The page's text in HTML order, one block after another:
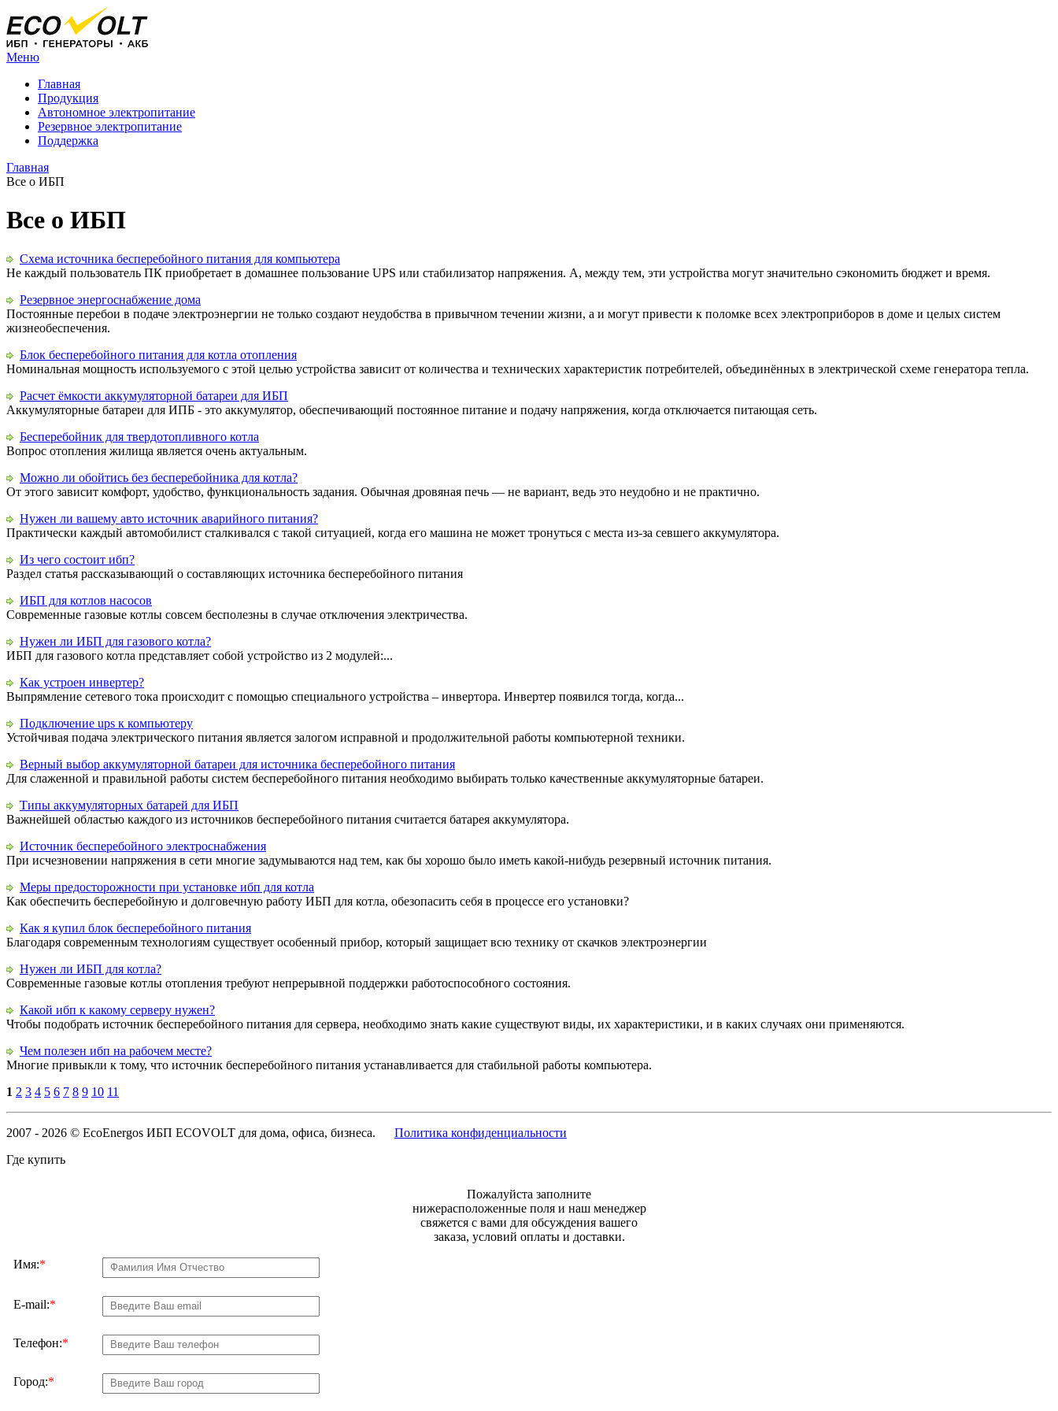
Меню
Главная
Продукция
Автономное электропитание
Резервное электропитание
Поддержка
Главная
Все о ИБП
Все о ИБП
Схема источника бесперебойного питания для компьютера
Не каждый пользователь ПК приобретает в домашнее пользование UPS или стабилизатор напряжения. А, между тем, эти устройства могут значительно сэкономить бюджет и время.
Резервное энергоснабжение дома
Постоянные перебои в подаче электроэнергии не только создают неудобства в привычном течении жизни, а и могут привести к поломке всех электроприборов в доме и целых систем
жизнеобеспечения.
Блок бесперебойного питания для котла отопления
Номинальная мощность используемого с этой целью устройства зависит от количества и технических характеристик потребителей, объединённых в электрической схеме генератора тепла.
Расчет ёмкости аккумуляторной батареи для ИБП
Аккумуляторные батареи для ИПБ - это аккумулятор, обеспечивающий постоянное питание и подачу напряжения, когда отключается питающая сеть.
Бесперебойник для твердотопливного котла
Вопрос отопления жилища является очень актуальным.
Можно ли обойтись без бесперебойника для котла?
От этого зависит комфорт, удобство, функциональность задания. Обычная дровяная печь — не вариант, ведь это неудобно и не практично.
Нужен ли вашему авто источник аварийного питания?
Практически каждый автомобилист сталкивался с такой ситуацией, когда его машина не может тронуться с места из-за севшего аккумулятора.
Из чего состоит ибп?
Раздел статья рассказывающий о составляющих источника бесперебойного питания
ИБП для котлов насосов
Современные газовые котлы совсем бесполезны в случае отключения электричества.
Нужен ли ИБП для газового котла?
ИБП для газового котла представляет собой устройство из 2 модулей:...
Как устроен инвертер?
Выпрямление сетевого тока происходит с помощью специального устройства – инвертора. Инвертер появился тогда, когда...
Подключение ups к компьютеру
Устойчивая подача электрического питания является залогом исправной и продолжительной работы компьютерной техники.
Верный выбор аккумуляторной батареи для источника бесперебойного питания
Для слаженной и правильной работы систем бесперебойного питания необходимо выбирать только качественные аккумуляторные батареи.
Типы аккумуляторных батарей для ИБП
Важнейшей областью каждого из источников бесперебойного питания считается батарея аккумулятора.
Источник бесперебойного электроснабжения
При исчезновении напряжения в сети многие задумываются над тем, как бы хорошо было иметь какой-нибудь резервный источник питания.
Меры предосторожности при установке ибп для котла
Как обеспечить бесперебойную и долговечную работу ИБП для котла, обезопасить себя в процессе его установки?
Как я купил блок бесперебойного питания
Благодаря современным технологиям существует особенный прибор, который защищает всю технику от скачков электроэнергии
Нужен ли ИБП для котла?
Современные газовые котлы отопления требуют непрерывной поддержки работоспособного состояния.
Какой ибп к какому серверу нужен?
Чтобы подобрать источник бесперебойного питания для сервера, необходимо знать какие существуют виды, их характеристики, и в каких случаях они применяются.
Чем полезен ибп на рабочем месте?
Многие привыкли к тому, что источник бесперебойного питания устанавливается для стабильной работы компьютера.
1 2 3 4 5 6 7 8 9 10 11
2007 - 2026 © EcoEnergos ИБП ECOVOLT для дома, офиса, бизнеса. Политика конфиденциальности
Где купить
Пожалуйста заполните
нижерасположенные поля и наш менеджер
свяжется с вами для обсуждения вашего
заказа, условий оплаты и доставки.
Имя:*
E-mail:*
Телефон:*
Город:*